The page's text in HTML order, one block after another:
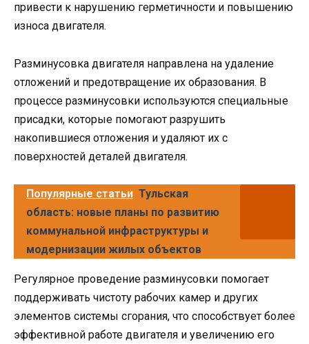
привести к нарушению герметичности и повышению
износа двигателя.
Разминусовка двигателя направлена на удаление
отложений и предотвращение их образования. В
процессе разминусовки используются специальные
присадки, которые помогают разрушить
накопившиеся отложения и удаляют их с
поверхностей деталей двигателя.
Популярные статьи Тульская
область: новые планы по развитию
коммунальной инфраструктуры и
модернизации жилых объектов
Регулярное проведение разминусовки помогает
поддерживать чистоту рабочих камер и других
элементов системы сгорания, что способствует более
эффективной работе двигателя и увеличению его